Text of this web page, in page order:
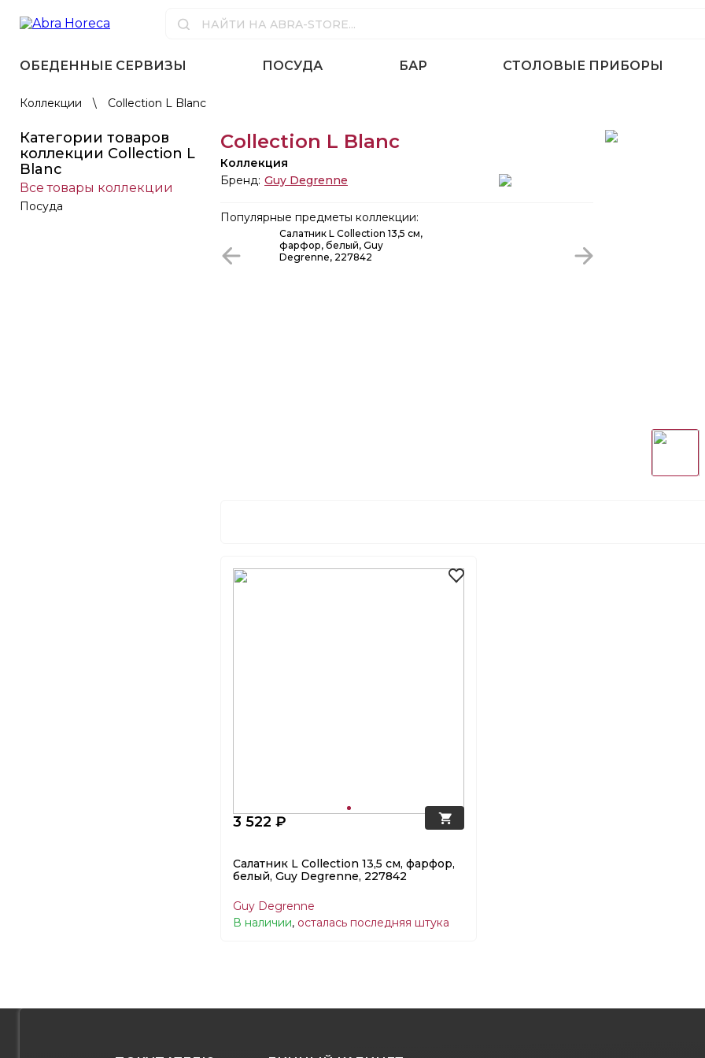
ОБЕДЕННЫЕ СЕРВИЗЫ ПОСУДА БАР СТОЛОВЫЕ ПРИБОРЫ
Коллекции \ Collection L Blanc
Категории товаров
коллекции Collection L
Blanc
Все товары коллекции
Посуда
Collection L Blanc
Коллекция
Бренд: Guy Degrenne
Популярные предметы коллекции:
Салатник L Collection 13,5 см,
фарфор, белый, Guy
Degrenne, 227842
3 522 ₽
Салатник L Collection 13,5 см, фарфор,
белый, Guy Degrenne, 227842
Guy Degrenne
В наличии, осталась последняя штука